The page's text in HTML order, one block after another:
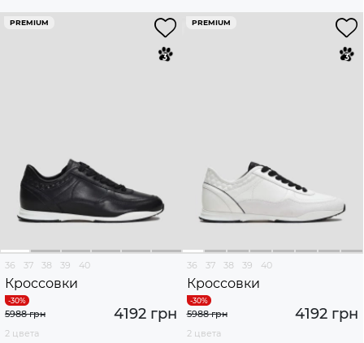
PREMIUM
36 37 38 39 40
Кроссовки
4192 грн
5988 грн
2 цвета
PREMIUM
36 37 38 39 40
Кроссовки
4192 грн
5988 грн
2 цвета